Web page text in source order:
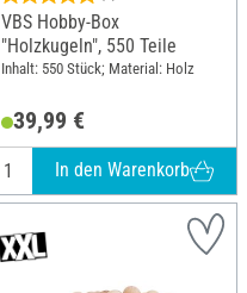
VBS Hobby-Box
"Holzkugeln", 550 Teile
Inhalt: 550 Stück; Material: Holz
39,99 €
In den Warenkorb